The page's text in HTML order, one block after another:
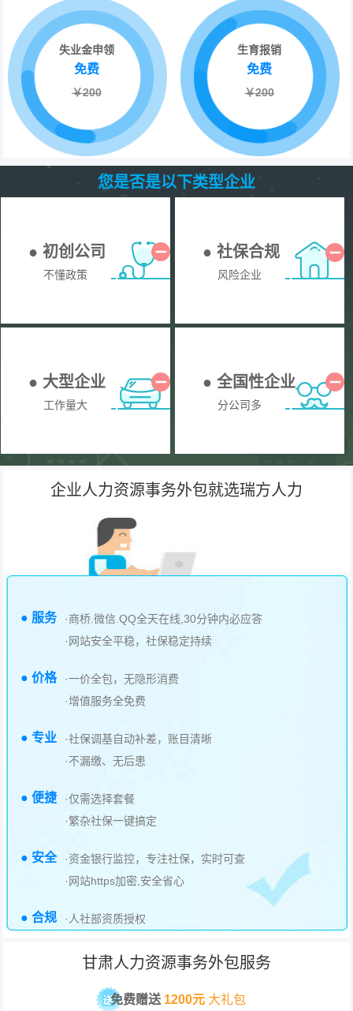
失业金申领
免费
￥200
生育报销
免费
￥200
您是否是以下类型企业
● 初创公司
不懂政策
● 社保合规
风险企业
● 大型企业
工作量大
● 全国性企业
分公司多
企业人力资源事务外包就选瑞方人力
● 服务
·商桥.微信.QQ全天在线,30分钟内必应答
·网站安全平稳，社保稳定持续
● 价格
·一价全包，无隐形消费
·增值服务全免费
● 专业
·社保调基自动补差，账目清晰
·不漏缴、无后患
● 便捷
·仅需选择套餐
·繁杂社保一键搞定
● 安全
·资金银行监控，专注社保，实时可查
·网站https加密,安全省心
● 合规 ·人社部资质授权
甘肃人力资源事务外包服务
免费赠送 1200元 大礼包